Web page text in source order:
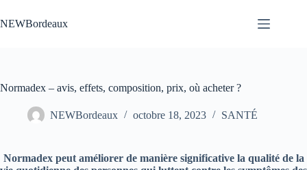
au
contenu
NEWBordeaux
Normadex – avis, effets, composition, prix, où acheter ?
NEWBordeaux octobre 18, 2023 SANTÉ
Normadex peut améliorer de manière significative la qualité de la